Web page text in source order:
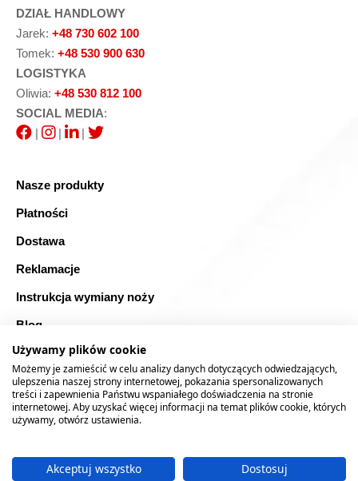
DZIAŁ HANDLOWY
Jarek: +48 730 602 100
Tomek: +48 530 900 630
LOGISTYKA
Oliwia: +48 530 812 100
SOCIAL MEDIA:
|
| |
Nasze produkty
Płatności
Dostawa
Reklamacje
Instrukcja wymiany noży
Blog
FAQ
Bezpieczne zakupy
Mapa strony
2026 © RTOOLS24.COM
Używamy plików cookie
Możemy je zamieścić w celu analizy danych dotyczących odwiedzających,
ulepszenia naszej strony internetowej, pokazania spersonalizowanych
treści i zapewnienia Państwu wspaniałego doświadczenia na stronie
internetowej. Aby uzyskać więcej informacji na temat plików cookie, których
używamy, otwórz ustawienia.
Akceptuj wszystko Dostosuj